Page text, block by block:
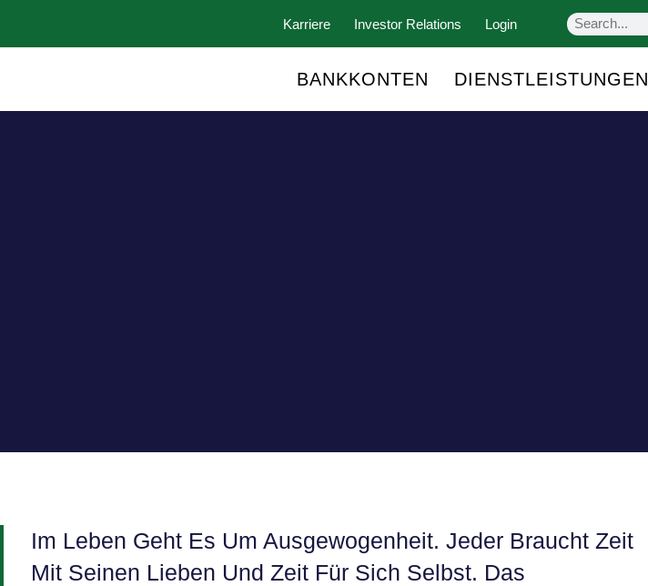
Karriere Investor Relations Login
BANKKONTEN DIENSTLEISTUNGEN
Im Leben Geht Es Um Ausgewogenheit. Jeder Braucht Zeit
Mit Seinen Lieben Und Zeit Für Sich Selbst. Das